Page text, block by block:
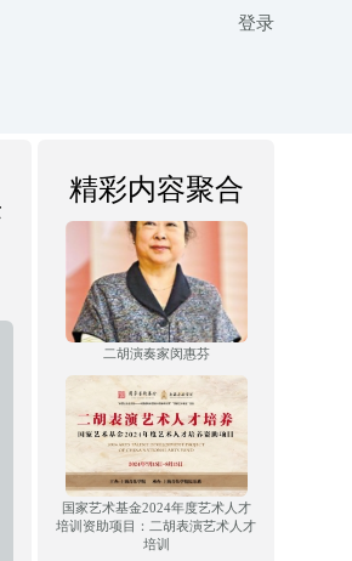
登录
精彩内容聚合
二胡演奏家闵惠芬
国家艺术基金2024年度艺术人才
培训资助项目：二胡表演艺术人才
培训